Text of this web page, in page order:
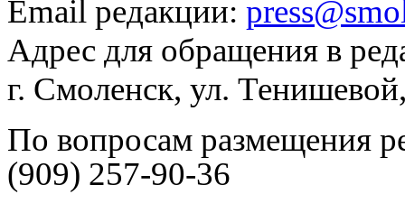
Email редакции:
Адрес для обращения в
г. Смоленск, ул.
По вопросам размещения
(909) 257-90-36